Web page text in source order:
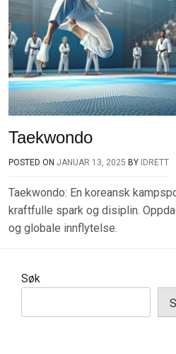
Taekwondo
POSTED ON JANUAR 13, 2025 BY IDRETT
Taekwondo: En koreansk
kraftfulle spark og disiplin.
og globale innflytelse.
Søk